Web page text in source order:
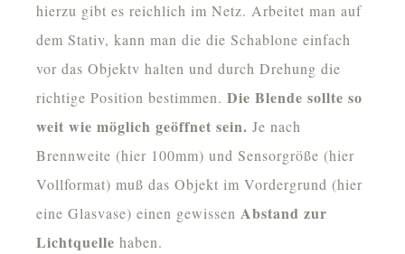
hierzu gibt es reichlich im Netz. Arbeitet man auf
dem Stativ, kann man die die Schablone einfach
vor das Objektv halten und durch Drehung die
richtige Position bestimmen. Die Blende sollte so
weit wie möglich geöffnet sein. Je nach
Brennweite (hier 100mm) und Sensorgröße (hier
Vollformat) muß das Objekt im Vordergrund (hier
eine Glasvase) einen gewissen Abstand zur
Lichtquelle haben.